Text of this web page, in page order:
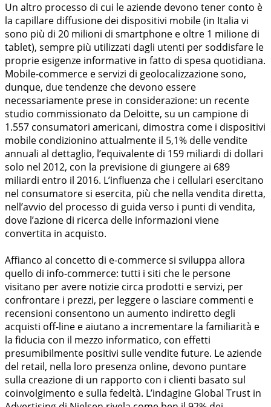
Un altro processo di cui le aziende devono tener conto è
la capillare diffusione dei dispositivi mobile (in Italia vi
sono più di 20 milioni di smartphone e oltre 1 milione di
tablet), sempre più utilizzati dagli utenti per soddisfare le
proprie esigenze informative in fatto di spesa quotidiana.
Mobile-commerce e servizi di geolocalizzazione sono,
dunque, due tendenze che devono essere
necessariamente prese in considerazione: un recente
studio commissionato da Deloitte, su un campione di
1.557 consumatori americani, dimostra come i dispositivi
mobile condizionino attualmente il 5,1% delle vendite
annuali al dettaglio, l’equivalente di 159 miliardi di dollari
solo nel 2012, con la previsione di giungere ai 689
miliardi entro il 2016. L’influenza che i cellulari esercitano
nel consumatore si esercita, più che nella vendita diretta,
nell’avvio del processo di guida verso i punti di vendita,
dove l’azione di ricerca delle informazioni viene
convertita in acquisto.
Affianco al concetto di e-commerce si sviluppa allora
quello di info-commerce: tutti i siti che le persone
visitano per avere notizie circa prodotti e servizi, per
confrontare i prezzi, per leggere o lasciare commenti e
recensioni consentono un aumento indiretto degli
acquisti off-line e aiutano a incrementare la familiarità e
la fiducia con il mezzo informatico, con effetti
presumibilmente positivi sulle vendite future. Le aziende
del retail, nella loro presenza online, devono puntare
sulla creazione di un rapporto con i clienti basato sul
coinvolgimento e sulla fedeltà. L’indagine Global Trust in